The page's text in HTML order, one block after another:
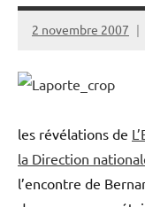
2 novembre 2007
les révélations de
la Direction
l’encontre de